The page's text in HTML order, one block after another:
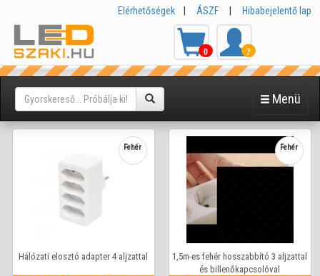
Elérhetőségek ÁSZF Hibabejelentő lap
0 ?
Menü
Fehér
Hálózati elosztó adapter 4 aljzattal
Fehér
1,5m-es fehér hosszabbító 3 aljzattal
és billenőkapcsolóval